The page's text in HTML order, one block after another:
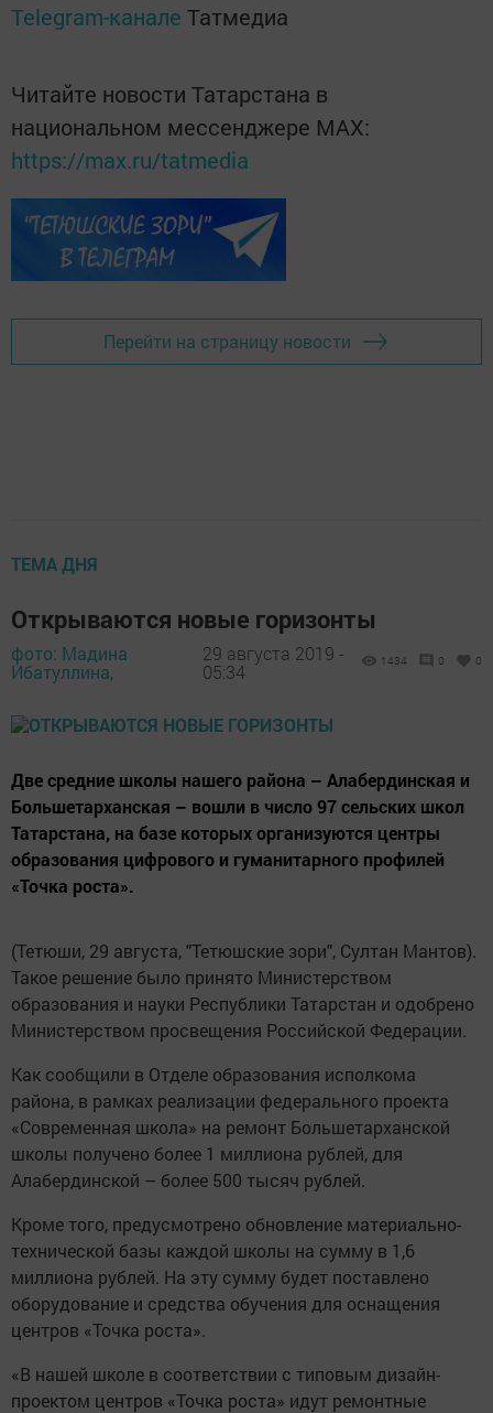
Telegram-канале Татмедиа
Читайте новости Татарстана в
национальном мессенджере MАХ:
https://max.ru/tatmedia
Перейти на страницу новости
ТЕМА ДНЯ
Открываются новые горизонты
фото: Мадина
Ибатуллина,
29 августа 2019 -
05:34
1434 0 0
Две средние школы нашего района – Алабердинская и
Большетарханская – вошли в число 97 сельских школ
Татарстана, на базе которых организуются центры
образования цифрового и гуманитарного профилей
«Точка роста».
(Тетюши, 29 августа, "Тетюшские зори", Султан Мантов).
Такое решение было принято Министерством
образования и науки Республики Татарстан и одобрено
Министерством просвещения Российской Федерации.
Как сообщили в Отделе образования исполкома
района, в рамках реализации федерального проекта
«Современная школа» на ремонт Большетарханской
школы получено более 1 миллиона рублей, для
Алабердинской – более 500 тысяч рублей.
Кроме того, предусмотрено обновление материально-
технической базы каж­дой школы на сумму в 1,6
миллиона рублей. На эту сумму будет поставлено
оборудование и средства обучения для оснащения
центров «Точка роста».
«В нашей школе в соответствии с типовым дизайн-
проек­том центров «Точка роста» идут ­ремонтные